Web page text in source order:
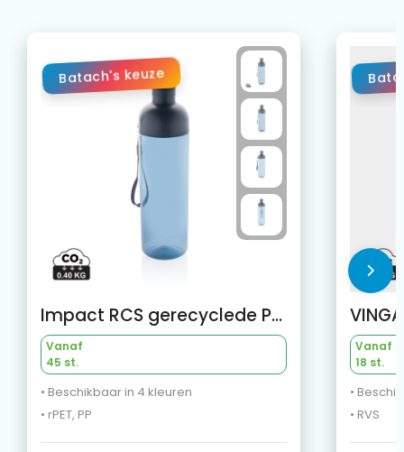
Batach's keuze
Impact RCS gerecyclede PET lekvrije waterfles 600 ml
Vanaf
45 st.
• Beschikbaar in 4 kleuren
• rPET, PP
Vanaf
18 st.
•
• RVS